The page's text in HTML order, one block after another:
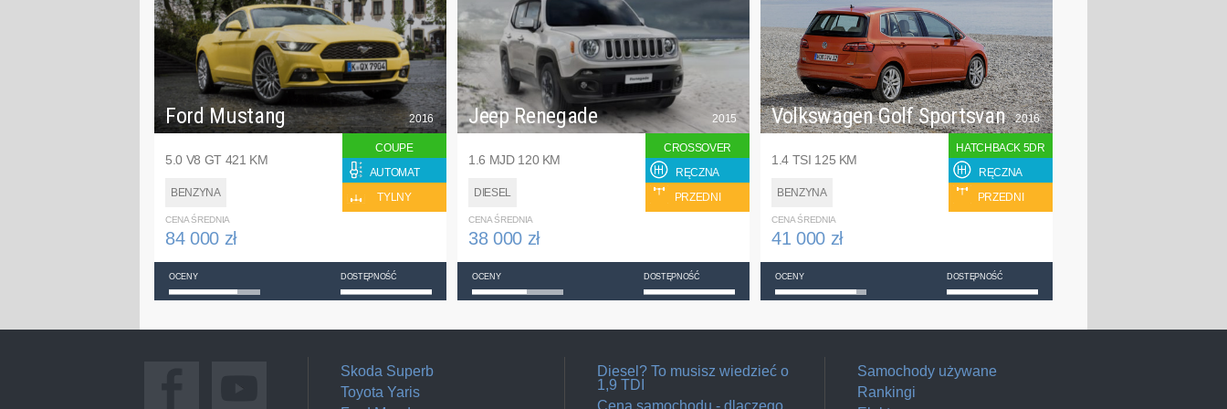
Ford Mustang
5.0 V8 GT 421 KM
BENZYNA
2016
COUPE
AUTOMAT
TYLNY
CENA ŚREDNIA
84 000 zł
OCENY DOSTĘPNOŚĆ
Jeep Renegade
1.6 MJD 120 KM
DIESEL
2015
CROSSOVER
RĘCZNA
PRZEDNI
CENA ŚREDNIA
38 000 zł
OCENY DOSTĘPNOŚĆ
Volkswagen Golf Sportsvan
1.4 TSI 125 KM
BENZYNA
2016
HATCHBACK 5DR
RĘCZNA
PRZEDNI
CENA ŚREDNIA
41 000 zł
OCENY DOSTĘPNOŚĆ
Skoda Superb
Toyota Yaris
Diesel? To musisz wiedzieć o
1,9 TDI
Cena samochodu - dlaczego
Samochody używane
Rankingi